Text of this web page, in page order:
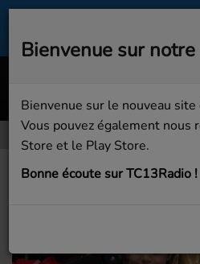
Bienvenue sur
Bienvenue sur le nouveau site
Vous pouvez également nous
Store et le Play Store.
Bonne écoute sur TC13Radio !